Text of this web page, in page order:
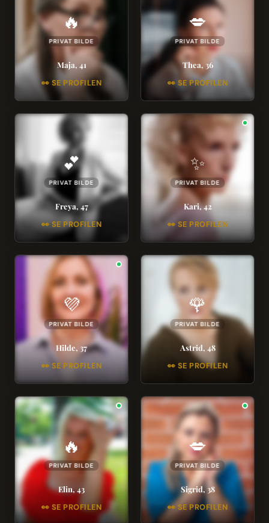
🔥
PRIVAT BILDE
Maja, 41
👀 SE PROFILEN
💋
PRIVAT BILDE
Thea, 36
👀 SE PROFILEN
💕
PRIVAT BILDE
Freya, 47
👀 SE PROFILEN
✨
PRIVAT BILDE
Kari, 42
👀 SE PROFILEN
💜
PRIVAT BILDE
Hilde, 37
👀 SE PROFILEN
🌹
PRIVAT BILDE
Astrid, 48
👀 SE PROFILEN
🔥
PRIVAT BILDE
Elin, 43
👀 SE PROFILEN
💋
PRIVAT BILDE
Sigrid, 38
👀 SE PROFILEN